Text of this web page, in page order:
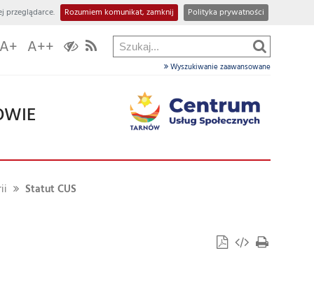
przeglądarce. Rozumiem komunikat, zamknij Polityka prywatności
A+ A++
Wyszukiwanie zaawansowane
Statut CUS